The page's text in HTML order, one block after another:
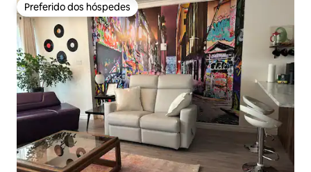
Preferido dos hóspedes
Preferido dos hóspedes